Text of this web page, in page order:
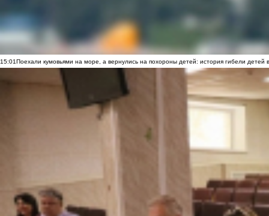
15:01Поехали кумовьями на море, а вернулись на похороны детей: история гибели детей